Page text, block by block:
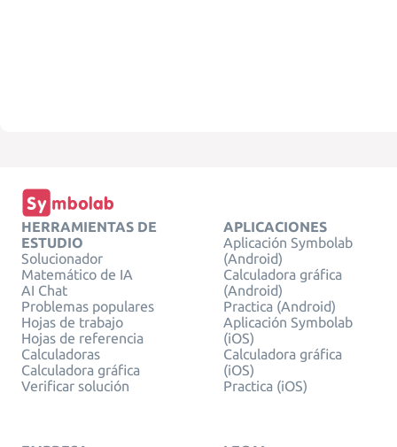
HERRAMIENTAS DE
ESTUDIO
Solucionador
Matemático de IA
AI Chat
Problemas populares
Hojas de trabajo
Hojas de referencia
Calculadoras
Calculadora gráfica
Verificar solución
APLICACIONES
Aplicación Symbolab
(Android)
Calculadora gráfica
(Android)
Practica (Android)
Aplicación Symbolab
(iOS)
Calculadora gráfica
(iOS)
Practica (iOS)